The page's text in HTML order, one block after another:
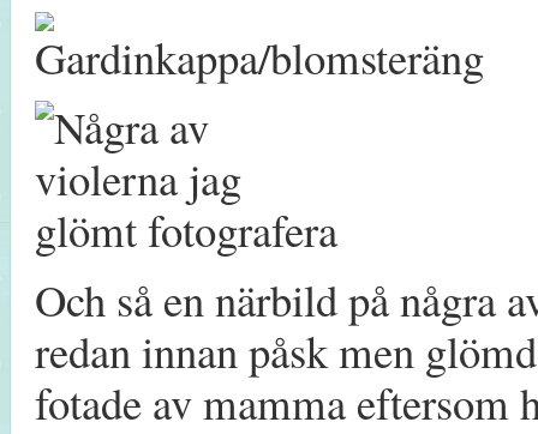
Och så en närbild på några
redan innan påsk men
fotade av mamma